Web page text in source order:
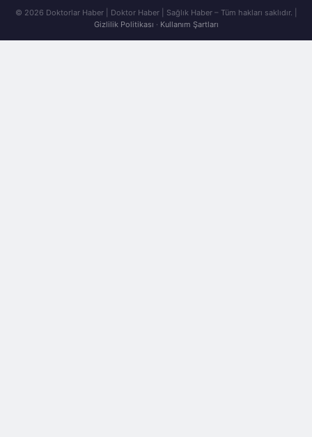
© 2026 Doktorlar Haber | Doktor Haber | Sağlık Haber – Tüm hakları saklıdır. |
Gizlilik Politikası · Kullanım Şartları